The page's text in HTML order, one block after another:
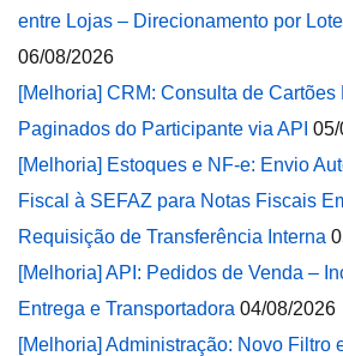
entre Lojas – Direcionamento por
06/08/2026
[Melhoria] CRM: Consulta de Cartões
Paginados do Participante via API
[Melhoria] Estoques e NF-e: Envio
Fiscal à SEFAZ para Notas Fiscais
Requisição de Transferência Interna
[Melhoria] API: Pedidos de Venda –
Entrega e Transportadora 04/08/2026
[Melhoria] Administração: Novo Filtro